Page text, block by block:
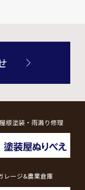
根塗装・雨漏り修理
レージ&農業倉庫